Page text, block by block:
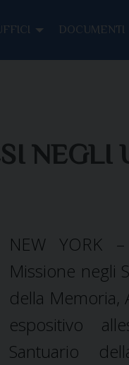
DOCUMENTI
NEGLI
NEW YORK
Missione negli
della Memoria,
espositivo
Santuario